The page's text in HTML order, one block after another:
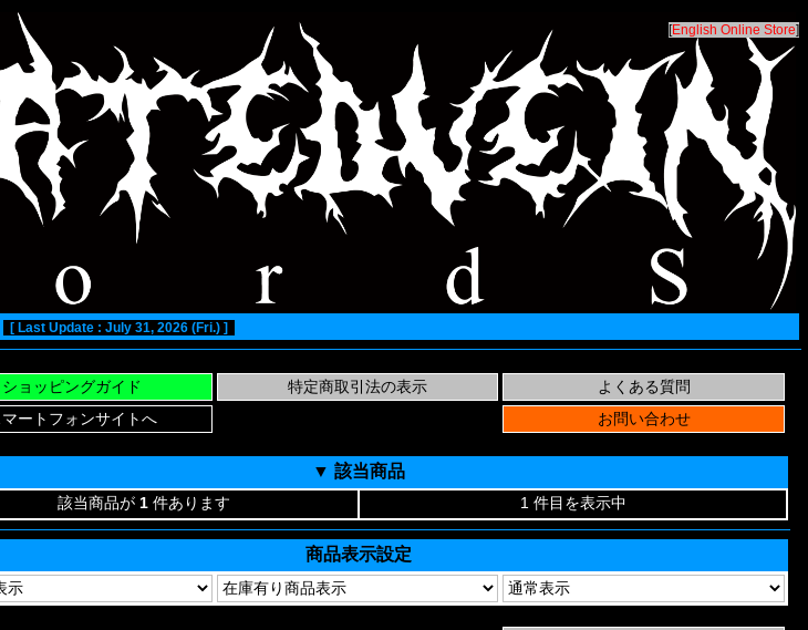
[English Online Store]
[ Last Update : July 31, 2026 (Fri.) ]
▼ 該当商品
該当商品が 1 件あります 1 件目を表示中
商品表示設定